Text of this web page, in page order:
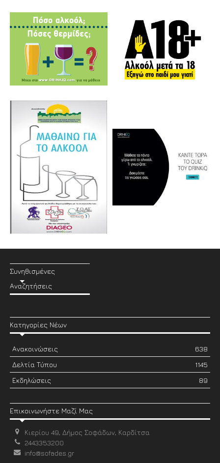
Συνηθισμένες
Αναζητήσεις
Κατηγορίες Νέων
Ανακοινώσεις
638
Δελτία Τύπου
1145
Εκδηλώσεις
89
Επικοινωνήστε Μαζί Μας
Κιερίου 49, Δήμος Σοφάδων, Καρδίτσα
2443353200
info@sofades.gr